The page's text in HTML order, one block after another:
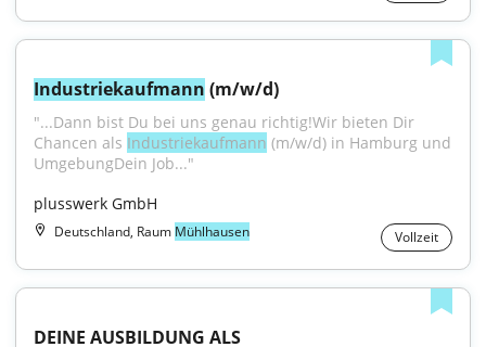
Industriekaufmann (m/w/d)
"...Dann bist Du bei uns genau richtig!Wir bieten Dir
Chancen als Industriekaufmann (m/w/d) in Hamburg und
UmgebungDein Job..."
plusswerk GmbH
Deutschland, Raum Mühlhausen Vollzeit